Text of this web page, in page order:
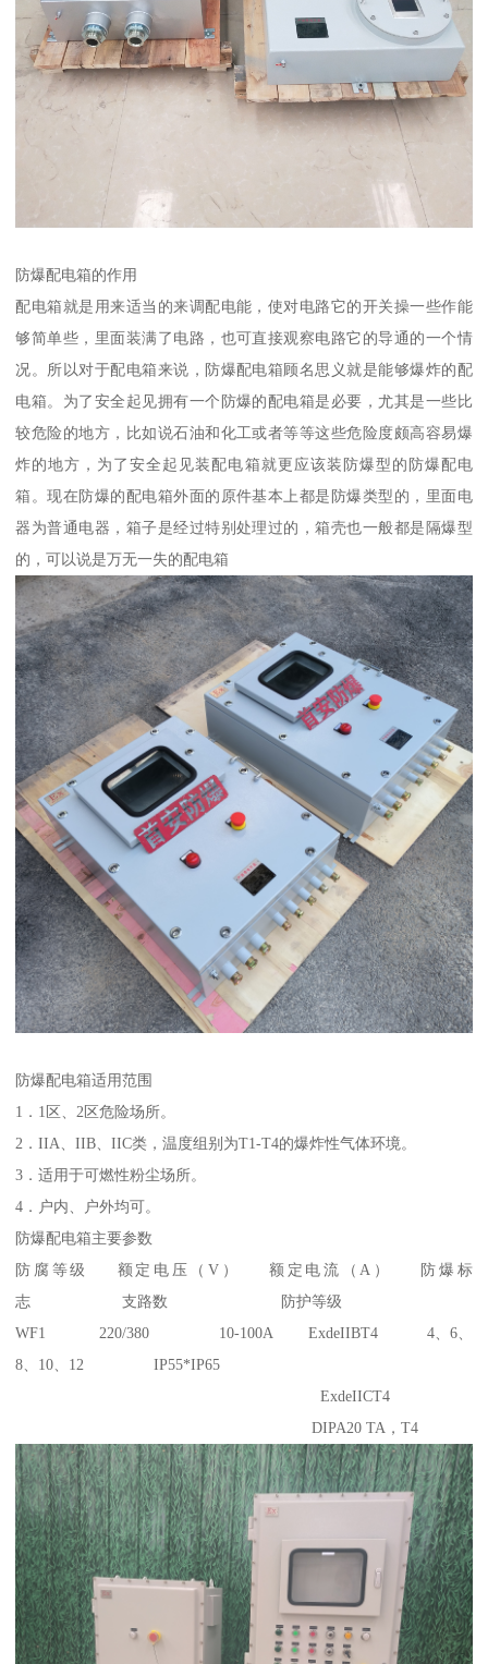
防爆配电箱的作用
配电箱就是用来适当的来调配电能，使对电路它的开关操一些作能
够简单些，里面装满了电路，也可直接观察电路它的导通的一个情
况。所以对于配电箱来说，防爆配电箱顾名思义就是能够爆炸的配
电箱。为了安全起见拥有一个防爆的配电箱是必要，尤其是一些比
较危险的地方，比如说石油和化工或者等等这些危险度颇高容易爆
炸的地方，为了安全起见装配电箱就更应该装防爆型的防爆配电
箱。现在防爆的配电箱外面的原件基本上都是防爆类型的，里面电
器为普通电器，箱子是经过特别处理过的，箱壳也一般都是隔爆型
的，可以说是万无一失的配电箱
防爆配电箱适用范围
1．1区、2区危险场所。
2．IIA、IIB、IIC类，温度组别为T1-T4的爆炸性气体环境。
3．适用于可燃性粉尘场所。
4．户内、户外均可。
防爆配电箱主要参数
防腐等级 额定电压（V） 额定电流（A） 防爆标
志 支路数 防护等级
WF1 220/380 10-100A ExdeIIBT4 4、6、
8、10、12 IP55*IP65
ExdeIICT4
DIPA20 TA，T4